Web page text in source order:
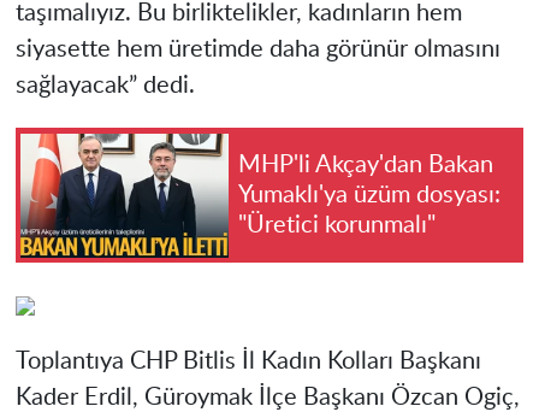
taşımalıyız. Bu birliktelikler, kadınların hem
siyasette hem üretimde daha görünür olmasını
sağlayacak” dedi.
MHP'li Akçay'dan Bakan
Yumaklı'ya üzüm dosyası:
"Üretici korunmalı"
Toplantıya CHP Bitlis İl Kadın Kolları Başkanı
Kader Erdil, Güroymak İlçe Başkanı Özcan Ogiç,